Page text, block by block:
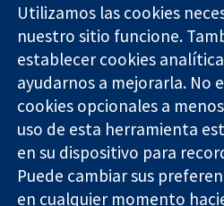
Evidencia fiable.
Decisiones
informadas.
Mejor salud.
11-13
Square
Londres
W1G 0AN
Reino Unido
Utilizamos las cookies
nuestro sitio funcione.
establecer cookies
ayudarnos a mejorarla. No
cookies opcionales a
uso de esta herramienta
en su dispositivo para
Puede cambiar sus
en cualquier momento